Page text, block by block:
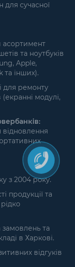
для сучасної
асортимент
та ноутбуків
Apple,
та інших).
для ремонту
модулі,
відновлення
з 2004 року.
продукції та
та
в Харкові.
відгуків